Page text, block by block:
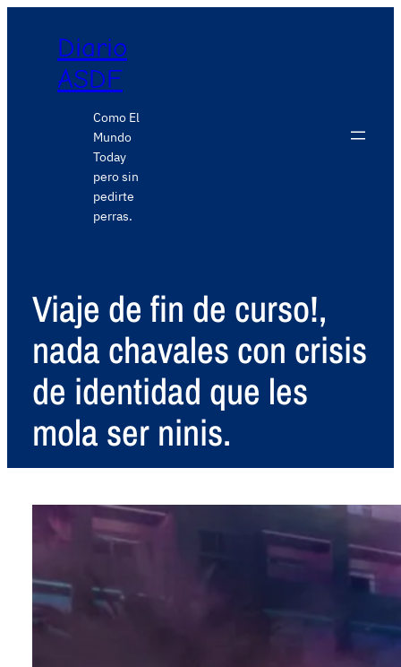
Diario
ASDF
Como El
Mundo
Today
pero sin
pedirte
perras.
Viaje de fin de curso!,
nada chavales con crisis
de identidad que les
mola ser ninis.